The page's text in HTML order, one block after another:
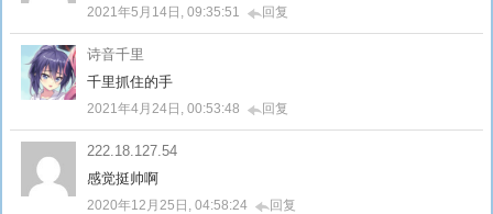
2021年5月14日, 09:35:51 回复
诗音千里
千里抓住的手
2021年4月24日, 00:53:48 回复
222.18.127.54
感觉挺帅啊
2020年12月25日, 04:58:24 回复